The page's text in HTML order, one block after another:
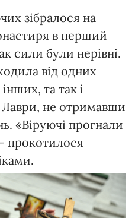
зібралося на
в перший
сили були нерівні.
від одних
та так і
не отримавши
«Віруючі прогнали
прокотилося